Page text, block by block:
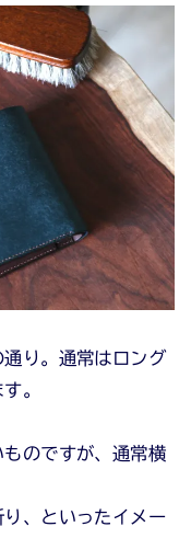
り。通常はロング
。
のですが、通常横
、といったイメー